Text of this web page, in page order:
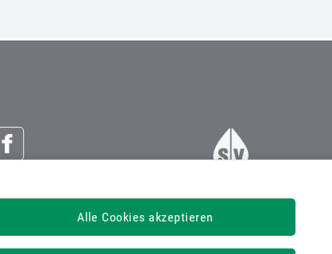
Alle Cookies akzeptieren
Österreichische Sozialversicherung
Dachverband der Sozialversicherungsträger